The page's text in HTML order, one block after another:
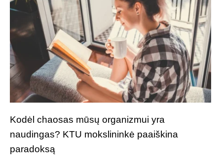
Kodėl chaosas mūsų organizmui yra
naudingas? KTU mokslininkė paaiškina
paradoksą